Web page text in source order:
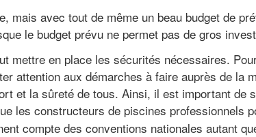
avec tout de même un beau budget de
le budget prévu ne permet pas de gros
mettre en place les sécurités nécessaires.
attention aux démarches à faire auprès de la
et la sûreté de tous. Ainsi, il est important de
les constructeurs de piscines professionnels
compte des conventions nationales autant